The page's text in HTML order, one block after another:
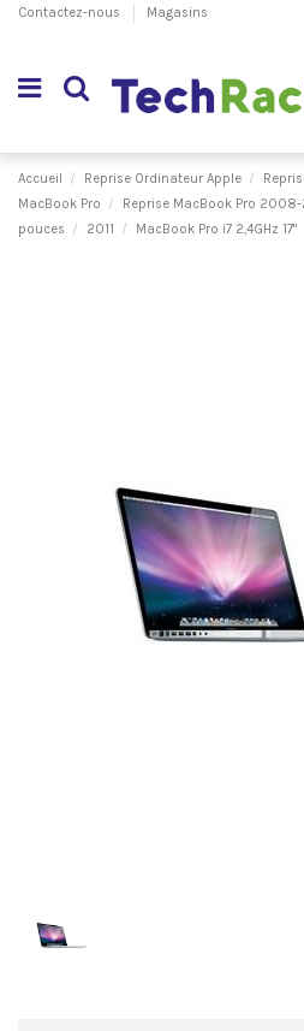
Contactez-nous Magasins
Accueil Reprise Ordinateur Apple
MacBook Pro
Reprise MacBook Pro 2008-
pouces
2011 MacBook Pro i7 2,4GHz 17"